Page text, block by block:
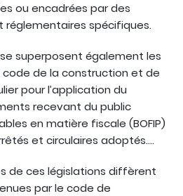
ou encadrées par des
réglementaires spécifiques.
superposent également les
code de la construction et de
pour l’application du
recevant du public
en matière fiscale (BOFIP)
et circulaires adoptés….
de ces législations diffèrent
par le code de